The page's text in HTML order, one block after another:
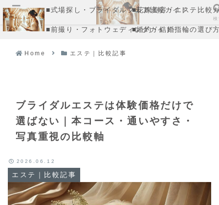
■式場探し・ブライダルフェア比較ガイド
■花嫁美容・エステ比較
■前撮り・フォトウェディングガイド■婚約・結婚指輪の選び
Home エステ｜比較記事
ブライダルエステは体験価格だけで
選ばない｜本コース・通いやすさ・
写真重視の比較軸
エステ｜比較記事
2026.06.12
メニュー